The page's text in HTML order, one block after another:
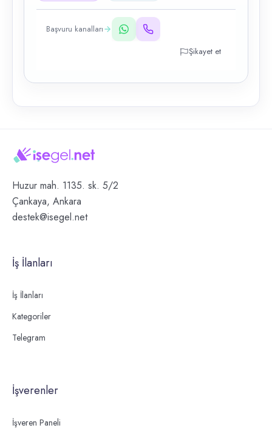
Başvuru kanalları
Şikayet et
Huzur mah. 1135. sk. 5/2
Çankaya, Ankara
destek@isegel.net
İş İlanları
İş İlanları
Kategoriler
Telegram
İşverenler
İşveren Paneli